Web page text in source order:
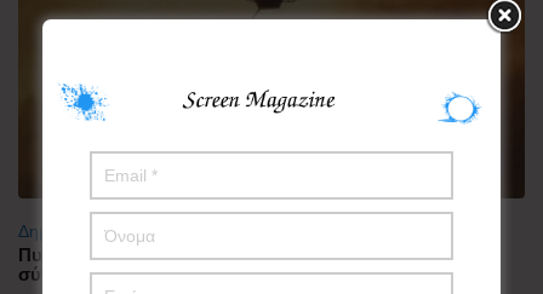
Δημοφιλή
Πυρκαγιά στη Δυτική Αττική – Ερευνώνται τα αίτια της
σύγκρουσης των δύο ελικοπτέρων